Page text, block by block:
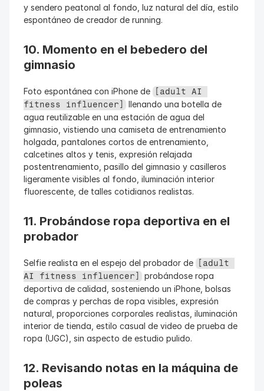
y sendero peatonal al fondo, luz natural del día, estilo
espontáneo de creador de running.
10. Momento en el bebedero del
gimnasio
Foto espontánea con iPhone de
[adult AI
fitness influencer] llenando una botella de
agua reutilizable en una estación de agua del
gimnasio, vistiendo una camiseta de entrenamiento
holgada, pantalones cortos de entrenamiento,
calcetines altos y tenis, expresión relajada
postentrenamiento, pasillo del gimnasio y casilleros
ligeramente visibles al fondo, iluminación interior
fluorescente, de talles cotidianos realistas.
11. Probándose ropa deportiva en el
probador
Selfie realista en el espejo del probador de
[adult
AI fitness influencer] probándose ropa
deportiva de calidad, sosteniendo un iPhone, bolsas
de compras y perchas de ropa visibles, expresión
natural, proporciones corporales realistas, iluminación
interior de tienda, estilo casual de video de prueba de
ropa (UGC), sin aspecto de estudio pulido.
12. Revisando notas en la máquina de
poleas